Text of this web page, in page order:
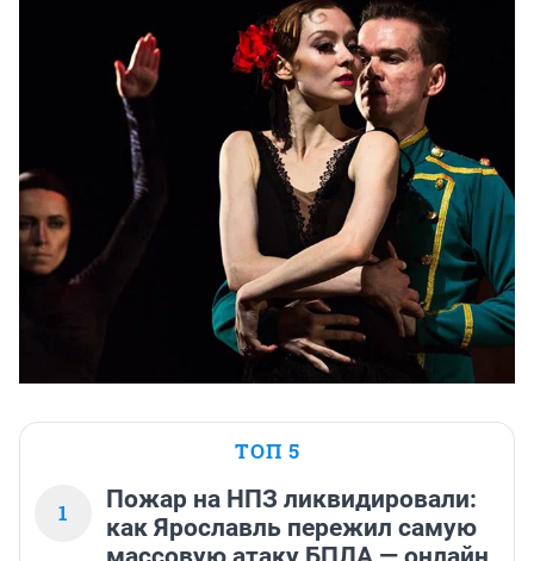
ТОП 5
1
Пожар на НПЗ ликвидировали:
как Ярославль пережил самую